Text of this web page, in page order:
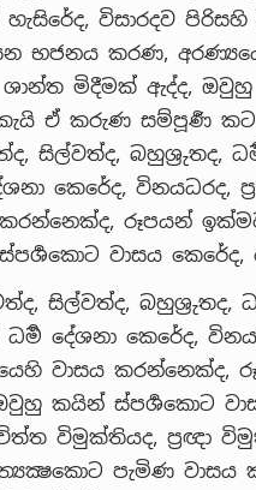
විසාරදව පිරිසහි
භජනය කරණ,
මිදීමක් ඇද්ද,
ඒ කරුණ සම්පූර්‍ණ
සිල්වත්ද, බහුශ්‍රුතද,
කෙරේද,
කරන්නෙක්ද, රූපයන්
වාසය
සිල්වත්ද,
දේශනා කෙරේද,
වාසය කරන්නෙක්ද,
කයින් ස්පර්‍ශකොට
විමුක්තියද, ප්‍රඥා
පැමිණ